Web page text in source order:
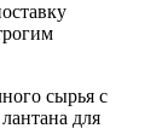
сырья с
для